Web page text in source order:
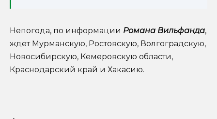
Непогода, по информации Романа Вильфанда,
ждет Мурманскую, Ростовскую, Волгоградскую,
Новосибирскую, Кемеровскую области,
Краснодарский край и Хакасию.